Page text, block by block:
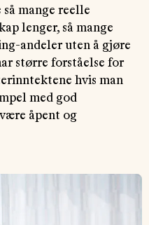
mange reelle
lenger, så mange
andeler uten å gjøre
større forståelse for
hvis man
med god
åpent og